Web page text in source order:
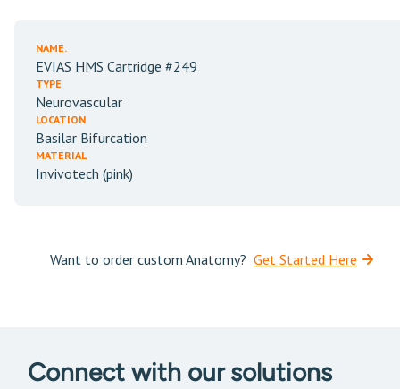
NAME.
EVIAS HMS Cartridge #249
TYPE
Neurovascular
LOCATION
Basilar Bifurcation
MATERIAL
Invivotech (pink)
Want to order custom Anatomy? Get Started Here
Connect with our solutions